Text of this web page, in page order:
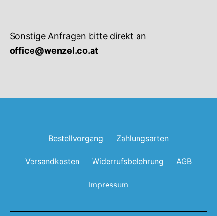
Sonstige Anfragen bitte direkt an
office@wenzel.co.at
Bestellvorgang Zahlungsarten
Versandkosten Widerrufsbelehrung AGB
Impressum